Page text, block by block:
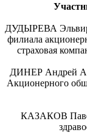
ДУДЫРЕВА
филиала
страховая
ДИНЕР Андрей
Акционерного
КАЗАКОВ